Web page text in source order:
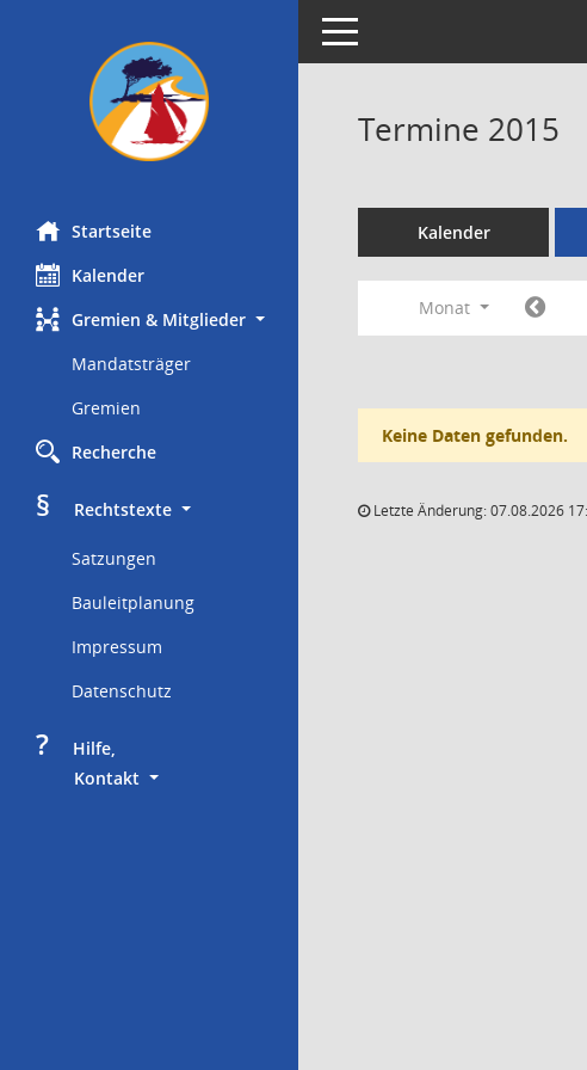
Startseite
Kalender
Gremien & Mitglieder
Mandatsträger
Gremien
Recherche
§
     Rechtstexte
Satzungen
Bauleitplanung
Impressum
Datenschutz
?
     Hilfe,
Kontakt
Toggle navigation
Termine 2015
Kalender
Monat
Keine Daten gefunden.
Letzte Änderung: 07.08.2026